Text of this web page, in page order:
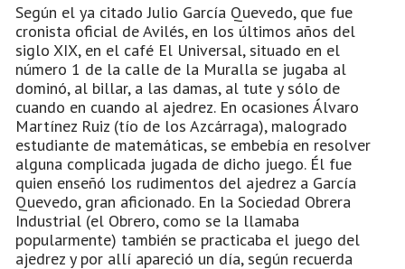
Según el ya citado Julio García Quevedo, que fue
cronista oficial de Avilés, en los últimos años del
siglo XIX, en el café El Universal, situado en el
número 1 de la calle de la Muralla se jugaba al
dominó, al billar, a las damas, al tute y sólo de
cuando en cuando al ajedrez. En ocasiones Álvaro
Martínez Ruiz (tío de los Azcárraga), malogrado
estudiante de matemáticas, se embebía en resolver
alguna complicada jugada de dicho juego. Él fue
quien enseñó los rudimentos del ajedrez a García
Quevedo, gran aficionado. En la Sociedad Obrera
Industrial (el Obrero, como se la llamaba
popularmente) también se practicaba el juego del
ajedrez y por allí apareció un día, según recuerda